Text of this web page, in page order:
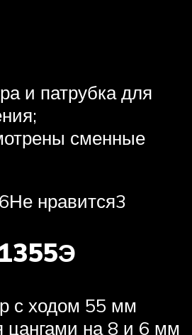
и патрубка для
сменные
нравится3
с ходом 55 мм
цангами на 8 и 6 мм